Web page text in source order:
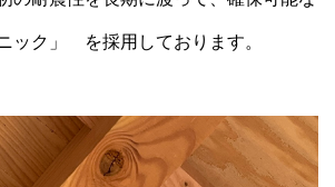
ック」 を採用しております。